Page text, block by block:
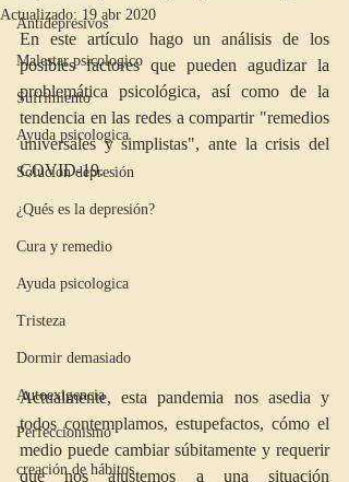
Antidepresivos
Malestar psicologico
Sufrimiento
Ayuda psicologica
Solucion depresión
¿Qués es la depresión?
Cura y remedio
Ayuda psicologica
Tristeza
Dormir demasiado
Autoexigencia
Perfeccionismo
creación de hábitos
Actualizado: 19 abr 2020
En este artículo hago un análisis de los
posibles factores que pueden agudizar la
problemática psicológica, así como de la
tendencia en las redes a compartir "remedios
universales y simplistas", ante la crisis del
COVID-19.
Actualmente, esta pandemia nos asedia y
todos contemplamos, estupefactos, cómo el
medio puede cambiar súbitamente y requerir
que nos ajustemos a una situación